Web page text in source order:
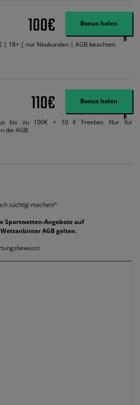
AGB, Zeitlimits und Ausnahmen. Der Bonus-
der Anmeldung benutzt werden, jedoch
in keinster Weise.
100€ Bonus holen
| 18+ | nur Neukunden | AGB beachten
110€ Bonus holen
bis zu 100€ + 10 € Freebet. Nur für
die AGB.
süchtig machen!“
Sportwetten-Angebote auf
AGB gelten.